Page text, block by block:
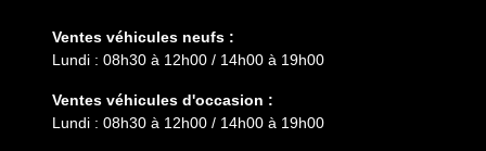
Ventes véhicules neufs :
Lundi : 08h30 à 12h00 / 14h00 à 19h00
Ventes véhicules d'occasion :
Lundi : 08h30 à 12h00 / 14h00 à 19h00